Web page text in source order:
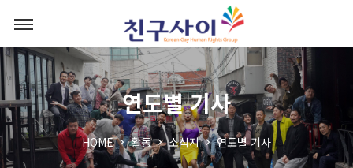
연도별 기사
HOME 활동 소식지 연도별 기사